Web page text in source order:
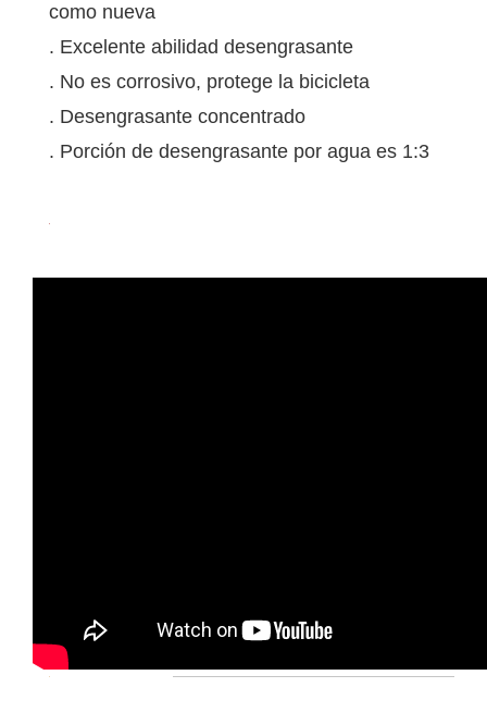
como nueva
. Excelente abilidad desengrasante
. No es corrosivo, protege la bicicleta
. Desengrasante concentrado
. Porción de desengrasante por agua es 1:3